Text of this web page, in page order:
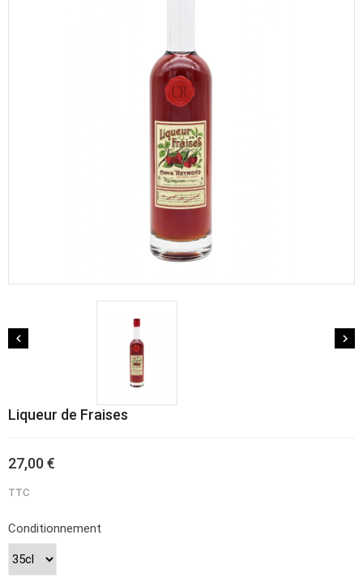
 
Liqueur de Fraises
27,00 €
TTC
Conditionnement